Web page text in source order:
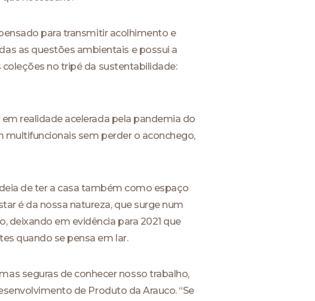
para transmitir acolhimento e
as questões ambientais e possui a
coleções no tripé da sustentabilidade:
realidade acelerada pela pandemia do
multifuncionais sem perder o aconchego,
de ter a casa também como espaço
é da nossa natureza, que surge num
deixando em evidência para 2021 que
quando se pensa em lar.
seguras de conhecer nosso trabalho,
de Produto da Arauco. “Se